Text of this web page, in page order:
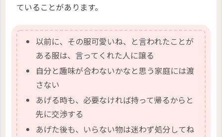
ていることがあります。
以前に、その服可愛いね、と言われたことが
ある服は、言ってくれた人に譲る
自分と趣味が合わないかなと思う家庭には渡
さない
あげる時も、必要なければ持って帰るからと
先に交渉する
あげた後も、いらない物は迷わず処分してね